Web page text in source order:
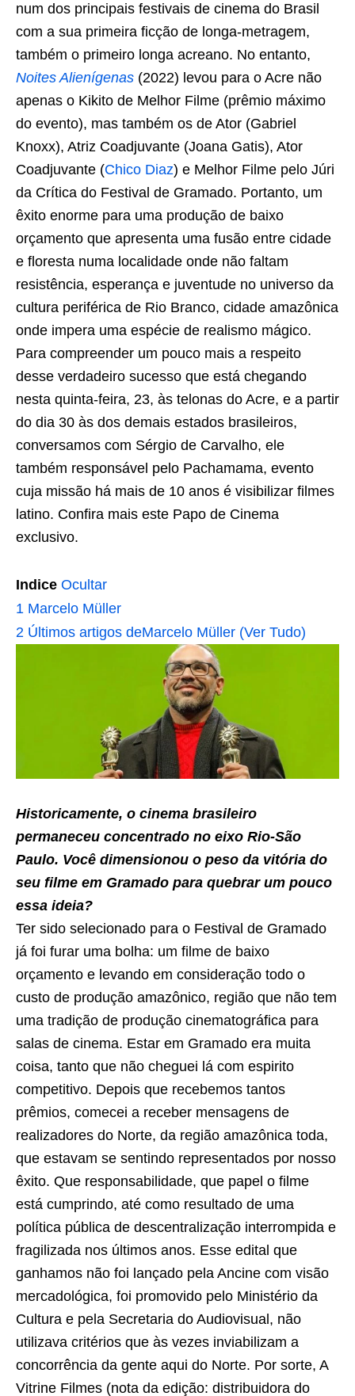
num dos principais festivais de cinema do Brasil
com a sua primeira ficção de longa-metragem,
também o primeiro longa acreano. No entanto,
Noites Alienígenas (2022) levou para o Acre não
apenas o Kikito de Melhor Filme (prêmio máximo
do evento), mas também os de Ator (Gabriel
Knoxx), Atriz Coadjuvante (Joana Gatis), Ator
Coadjuvante (Chico Diaz) e Melhor Filme pelo Júri
da Crítica do Festival de Gramado. Portanto, um
êxito enorme para uma produção de baixo
orçamento que apresenta uma fusão entre cidade
e floresta numa localidade onde não faltam
resistência, esperança e juventude no universo da
cultura periférica de Rio Branco, cidade amazônica
onde impera uma espécie de realismo mágico.
Para compreender um pouco mais a respeito
desse verdadeiro sucesso que está chegando
nesta quinta-feira, 23, às telonas do Acre, e a partir
do dia 30 às dos demais estados brasileiros,
conversamos com Sérgio de Carvalho, ele
também responsável pelo Pachamama, evento
cuja missão há mais de 10 anos é visibilizar filmes
latino. Confira mais este Papo de Cinema
exclusivo.
Indice Ocultar
1 Marcelo Müller
2 Últimos artigos deMarcelo Müller (Ver Tudo)
Historicamente, o cinema brasileiro
permaneceu concentrado no eixo Rio-São
Paulo. Você dimensionou o peso da vitória do
seu filme em Gramado para quebrar um pouco
essa ideia?
Ter sido selecionado para o Festival de Gramado
já foi furar uma bolha: um filme de baixo
orçamento e levando em consideração todo o
custo de produção amazônico, região que não tem
uma tradição de produção cinematográfica para
salas de cinema. Estar em Gramado era muita
coisa, tanto que não cheguei lá com espirito
competitivo. Depois que recebemos tantos
prêmios, comecei a receber mensagens de
realizadores do Norte, da região amazônica toda,
que estavam se sentindo representados por nosso
êxito. Que responsabilidade, que papel o filme
está cumprindo, até como resultado de uma
política pública de descentralização interrompida e
fragilizada nos últimos anos. Esse edital que
ganhamos não foi lançado pela Ancine com visão
mercadológica, foi promovido pelo Ministério da
Cultura e pela Secretaria do Audiovisual, não
utilizava critérios que às vezes inviabilizam a
concorrência da gente aqui do Norte. Por sorte, A
Vitrine Filmes (nota da edição: distribuidora do